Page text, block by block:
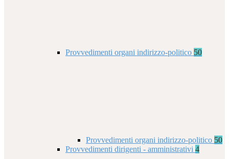
Provvedimenti organi indirizzo-politico 50
Provvedimenti organi indirizzo-politico 50
Provvedimenti dirigenti - amministrativi 4